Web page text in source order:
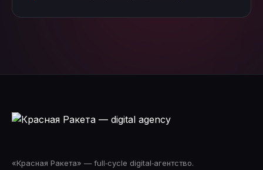
«Красная Ракета» — full‑cycle digital‑агентство.